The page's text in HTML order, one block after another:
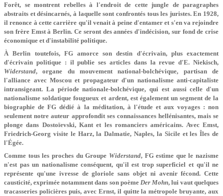
Forêt, se montrent rebelles à l'endroit de cette jungle de paragraphes
abstraits et désincarnés, à laquelle sont confrontés tous les juristes. En 1928,
il renonce à cette carrière qu'il venait à peine d'entamer et s'en va rejoindre
son frère Emst à Berlin. Ce seront des années d'indécision, sur fond de crise
économique et d'instabilité politique.
À Berlin toutefois, FG amorce son destin d'écrivain, plus exactement
d'écrivain politique : il publie ses articles dans la revue d'E. Niekisch,
Widerstand, organe du mouvement national-bolché­vique, partisan de
l'alliance avec Moscou et propa­gateur d'un nationalisme anti-capitaliste
intransigeant. La période nationale-bolchévique, qui est aussi celle d'un
nationalisme soldatique fougueux et ardent, est également un segment de la
biographie de FG dédié à la méditation, à l'étude et aux voyages : non
seulement notre auteur approfondit ses connaissances hellénisantes, mais se
plonge dans Dostoïevski, Kant et les romanciers américains. Avec Emst,
Friedrich-Georg visite le Harz, la Dalmatie, Naples, la Sicile et les Îles de
l'Égée.
Comme tous les proches du Groupe Widerstand, FG estime que le nazisme
n'est pas un nationalisme conséquent, qu'il est trop superficiel et qu'il ne
représente qu'une ivresse de gloriole sans objet ni avenir fécond. Cette
causticité, exprimée notamment dans son poème Der Mohn, lui vaut quelques
tracasseries policières puis, avec Ernst, il quitte la métropole bruyante, aux